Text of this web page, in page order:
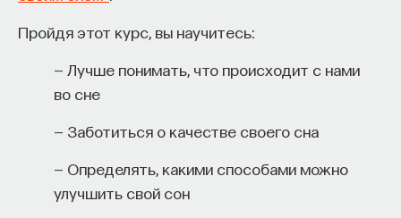
Пройдя этот курс, вы научитесь:
— Лучше понимать, что происходит с нами
во сне
— Заботиться о качестве своего сна
— Определять, какими способами можно
улучшить свой сон
с исследователями, предпринимателями,
инвесторами и изобретателями. За десятки
эпизодов Ивар обсудил большие языковые
модели вместе с Михаилом Бурцевым, цифровые
агротехнологии с Михаилом Тавером и много
В будущих выпусках их список будет только
расширяться — слушайте подкаст на